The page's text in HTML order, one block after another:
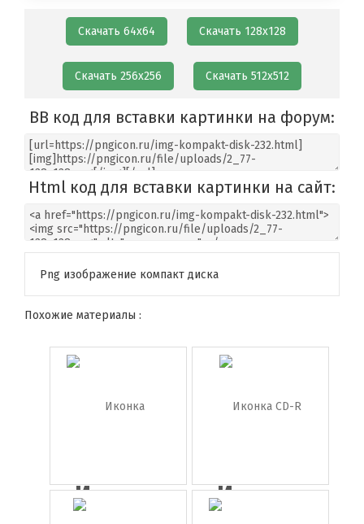
Скачать 64х64 Скачать 128х128
Скачать 256х256 Скачать 512х512
BB код для вставки картинки на форум:
Html код для вставки картинки на сайт:
Png изображение компакт диска
Похожие материалы :
Иконка
Иконка